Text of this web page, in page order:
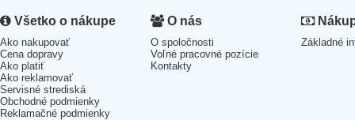
Všetko o nákupe
Ako nakupovať
Cena dopravy
Ako platiť
Ako reklamovať
Servisné strediská
Obchodné podmienky
Reklamačné podmienky
O nás
O spoločnosti
Voľné pracovné pozície
Kontakty
Základné